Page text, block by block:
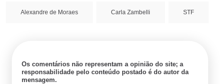
Alexandre de Moraes Carla Zambelli STF
Os comentários não representam a opinião do site; a
responsabilidade pelo conteúdo postado é do autor da
mensagem.